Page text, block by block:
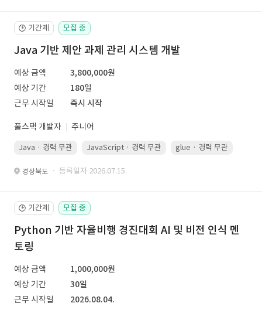
🕒 기간제 모집 중
Java 기반 제안 과제 관리 시스템 개발
예상 금액
3,800,000원
예상 기간
180일
근무 시작일
즉시 시작
풀스택 개발자 주니어
Java · 경력 무관 JavaScript · 경력 무관 glue · 경력 무관
경상북도 · 등록일자 2026.07.15.
🕒 기간제 모집 중
Python 기반 자율비행 경진대회 AI 및 비전 인식 멘
토링
예상 금액
1,000,000원
예상 기간
30일
근무 시작일
2026.08.04.